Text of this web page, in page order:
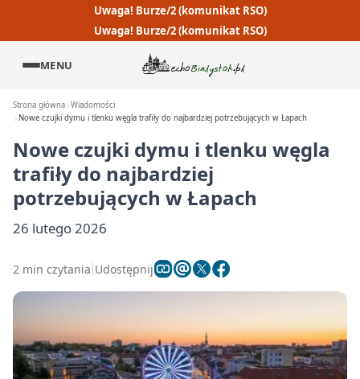
Uwaga! Burze/2 (komunikat RSO)
Uwaga! Burze/2 (komunikat RSO)
MENU
Strona główna Wiadomości
Nowe czujki dymu i tlenku węgla trafiły do najbardziej potrzebujących w Łapach
Nowe czujki dymu i tlenku węgla
trafiły do najbardziej
potrzebujących w Łapach
26 lutego 2026
2 min czytania Udostępnij